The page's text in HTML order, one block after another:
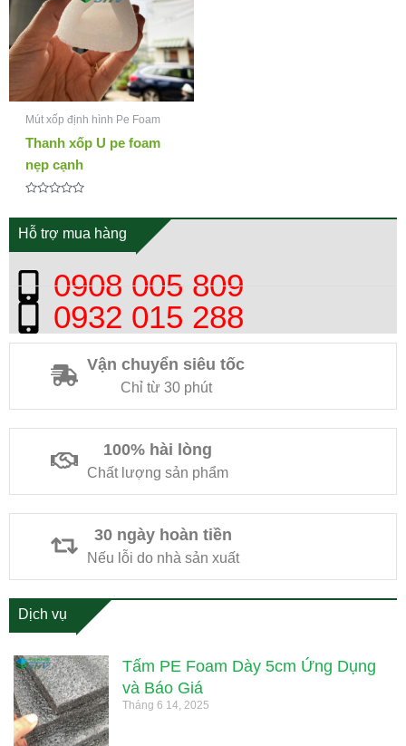
Hỗ trợ mua hàng
0908 005 809
0932 015 288
Vận chuyển siêu tốc
Chỉ từ 30 phút
100% hài lòng
Chất lượng sản phẩm
30 ngày hoàn tiền
Nếu lỗi do nhà sản xuất
Dịch vụ
Tấm PE Foam Dày 5cm Ứng Dụng
và Báo Giá
Tháng 6 14, 2025
Mút xốp định hình Pe Foam
Thanh xốp U pe foam
nẹp cạnh
xếp
hạng
0